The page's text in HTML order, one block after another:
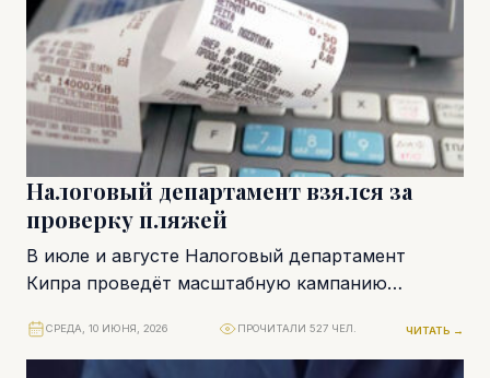
Налоговый департамент взялся за
проверку пляжей
В июле и августе Налоговый департамент
Кипра проведёт масштабную кампанию
прибрежных районах страны. Меры
реализуются в...
СРЕДА, 10 ИЮНЯ, 2026 ПРОЧИТАЛИ 527 ЧЕЛ. ЧИТАТЬ →